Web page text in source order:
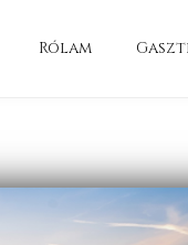
Rólam